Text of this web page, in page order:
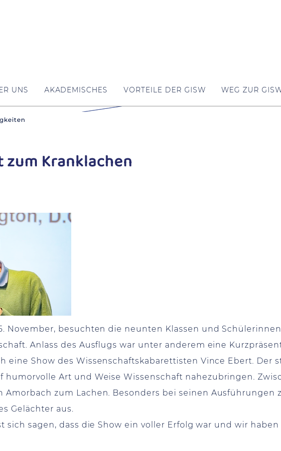
UNS AKADEMISCHES VORTEILE DER GISW WEG ZUR
Kranklachen
November, besuchten die neunten Klassen und
Anlass des Ausflugs war unter anderem eine
eine Show des Wissenschaftskabarettisten Vince Ebert. Der
humorvolle Art und Weise Wissenschaft nahezubringen.
Amorbach zum Lachen. Besonders bei seinen
Gelächter aus.
sich sagen, dass die Show ein voller Erfolg war und wir